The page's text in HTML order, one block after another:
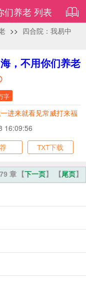
们养老 列表
>> 四合院：我易中
，不用你们养老
字
进来就看见常威打来福
16:09:56
TXT下载
【下一页】 【尾页】
章